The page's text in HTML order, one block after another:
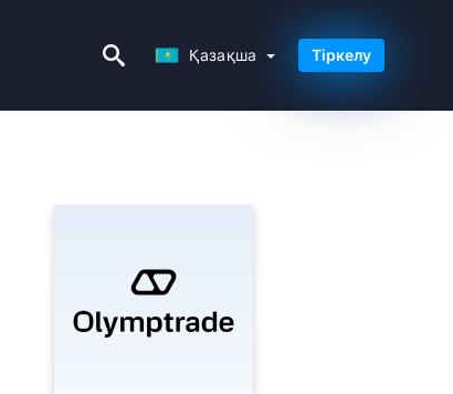
Қазақша Тіркелу